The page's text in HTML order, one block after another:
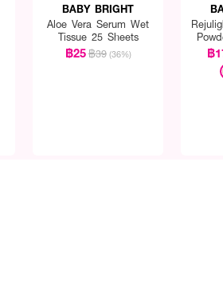
BABY BRIGHT
Aloe Vera Serum Wet
Tissue 25 Sheets
฿25฿39 (36%) ฿